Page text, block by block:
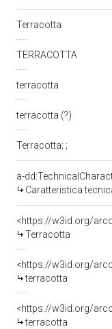
Terracotta
TERRACOTTA
terracotta
terracotta (?)
Terracotta; ;
a-
Caratteristica
<https://w3id.org/
Terracotta
<https://w3id.org/
terracotta
<https://w3id.org/
terracotta